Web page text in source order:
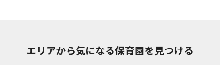
エリアから気になる保育園を見つける